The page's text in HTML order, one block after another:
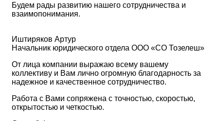
Будем рады развитию нашего сотрудничества и
взаимопонимания.
Иштиряков Артур
Начальник юридического отдела ООО «СО Тозелеш»
От лица компании выражаю всему вашему
коллективу и Вам лично огромную благодарность за
надежное и качественное сотрудничество.
Работа с Вами сопряжена с точностью, скоростью,
открытостью и четкостью.